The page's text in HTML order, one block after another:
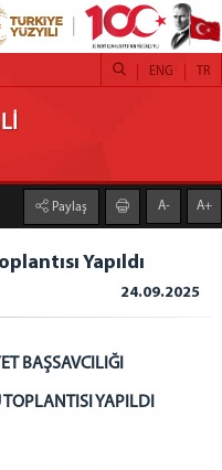
TR
ENG
Paylaş A- A+
Yapıldı
24.09.2025
BAŞSAVCILIĞI
YAPILDI